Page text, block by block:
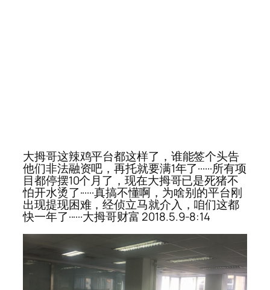
大拇哥这辣鸡平台都这样了，谁能签个头告
他们非法融资吧，再托就要满1年了······所有项
目都停摆10个月了，现在大拇哥已是死猪不
怕开水烫了······真搞不懂啊，为啥别的平台刚
出现提现困难，经侦立马就介入，咱们这都
快一年了······大拇哥财富 2018.5.9-8:14